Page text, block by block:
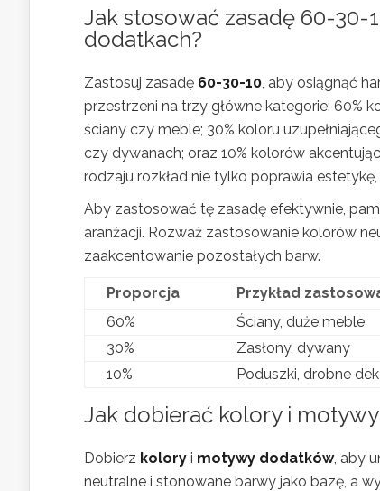
Jak stosować zasadę 60-
dodatkach?
Zastosuj zasadę 60-30-10, aby osiągnąć
przestrzeni na trzy główne kategorie: 60%
ściany czy meble; 30% koloru
czy dywanach; oraz 10% kolorów
rodzaju rozkład nie tylko poprawia
Aby zastosować tę zasadę efektywnie,
aranżacji. Rozważ zastosowanie kolorów
zaakcentowanie pozostałych barw.
Proporcja Przykład
60%
Ściany, duże meble
30%
Zasłony, dywany
10%
Poduszki, drobne
Jak dobierać kolory i
Dobierz kolory i motywy dodatków, aby
neutralne i stonowane barwy jako bazę, a